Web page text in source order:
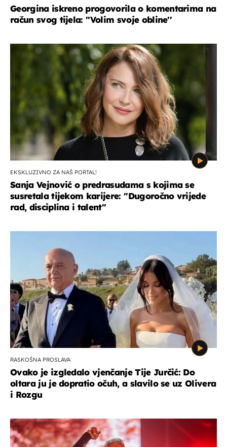
Georgina iskreno progovorila o komentarima na
račun svog tijela: ''Volim svoje obline''
EKSKLUZIVNO ZA NAŠ PORTAL!
Sanja Vejnović o predrasudama s kojima se
susretala tijekom karijere: ''Dugoročno vrijede
rad, disciplina i talent''
RASKOŠNA PROSLAVA
Ovako je izgledalo vjenčanje Tije Jurčić: Do
oltara ju je dopratio očuh, a slavilo se uz Olivera
i Rozgu